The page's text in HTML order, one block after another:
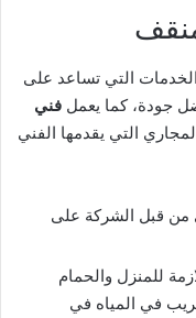
التي تساعد على
جودة، كما يعمل فني
التي يقدمها الفني
من قبل الشركة على
للمنزل والحمام
في المياه في